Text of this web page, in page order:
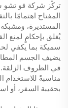
تركّز شركة فو تشو
المفتاح اهتمامًا
المستديرة،
يُغلق بإحكامٍ لمنع
سميكة بما يكفي
يضيف الجسم
في الظروف الزلقة.
مناسبةً للاستخدام
بحقيبة السفر، أو